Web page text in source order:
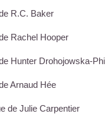
R.C. Baker
Rachel Hooper
Hunter Drohojowska-
Arnaud Hée
de Julie Carpentier